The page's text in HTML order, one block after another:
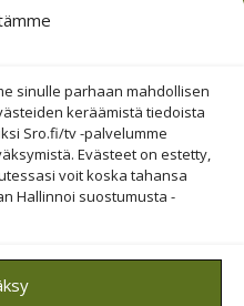
sinulle parhaan mahdollisen
keräämistä tiedoista
Sro.fi/tv -palvelumme
Evästeet on estetty,
voit koska tahansa
Hallinnoi suostumusta -
Säätiö